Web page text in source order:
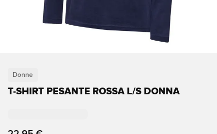
Donne
T-SHIRT PESANTE ROSSA L/S DONNA